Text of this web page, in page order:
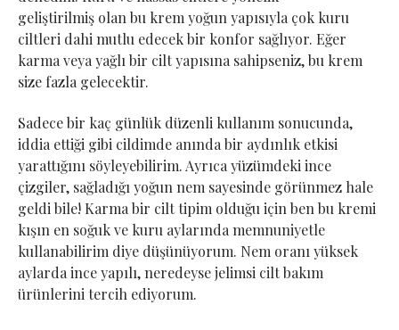
geliştirilmiş olan bu krem yoğun yapısıyla çok kuru
ciltleri dahi mutlu edecek bir konfor sağlıyor. Eğer
karma veya yağlı bir cilt yapısına sahipseniz, bu krem
size fazla gelecektir.
Sadece bir kaç günlük düzenli kullanım sonucunda,
iddia ettiği gibi cildimde anında bir aydınlık etkisi
yarattığını söyleyebilirim. Ayrıca yüzümdeki ince
çizgiler, sağladığı yoğun nem sayesinde görünmez hale
geldi bile! Karma bir cilt tipim olduğu için ben bu kremi
kışın en soğuk ve kuru aylarında memnuniyetle
kullanabilirim diye düşünüyorum. Nem oranı yüksek
aylarda ince yapılı, neredeyse jelimsi cilt bakım
ürünlerini tercih ediyorum.